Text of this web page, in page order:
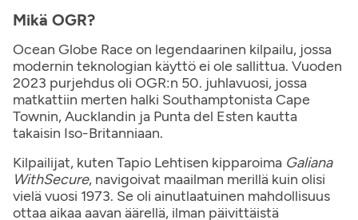
Mikä OGR?
Ocean Globe Race on legendaarinen kilpailu, jossa
modernin teknologian käyttö ei ole sallittua. Vuoden
2023 purjehdus oli OGR:n 50. juhlavuosi, jossa
matkattiin merten halki Southamptonista Cape
Townin, Aucklandin ja Punta del Esten kautta
takaisin Iso-Britanniaan.
Kilpailijat, kuten Tapio Lehtisen kipparoima Galiana
WithSecure, navigoivat maailman merillä kuin olisi
vielä vuosi 1973. Se oli ainutlaatuinen mahdollisuus
ottaa aikaa aavan äärellä, ilman päivittäistä